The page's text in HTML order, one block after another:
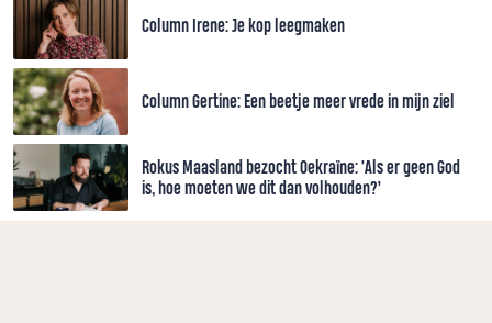
Column Irene: Je kop leegmaken
Column Gertine: Een beetje meer vrede in mijn ziel
Rokus Maasland bezocht Oekraïne: 'Als er geen God
is, hoe moeten we dit dan volhouden?’